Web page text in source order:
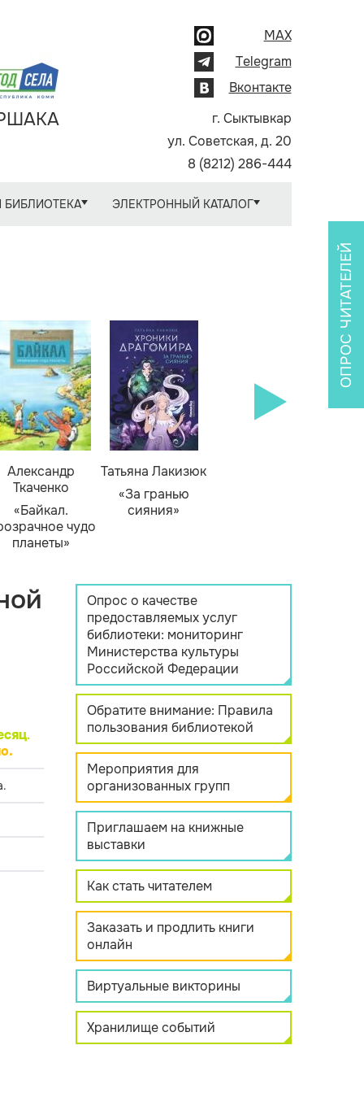
MAX
Telegram
Вконтакте
г. Сыктывкар
ул. Советская, д. 20
8 (8212) 286-444
БИБЛИОТЕКА ЭЛЕКТРОННЫЙ КАТАЛОГ
Александр
Ткаченко
«Байкал.
чудо
планеты»
Татьяна Лакизюк
«За гранью
сияния»
.
ОПРОС ЧИТАТЕЛЕЙ
Опрос о качестве
предоставляемых услуг
библиотеки: мониторинг
Министерства культуры
Российской Федерации
Обратите внимание: Правила
пользования библиотекой
Мероприятия для
организованных групп
Приглашаем на книжные
выставки
Как стать читателем
Заказать и продлить книги
онлайн
Виртуальные викторины
Хранилище событий